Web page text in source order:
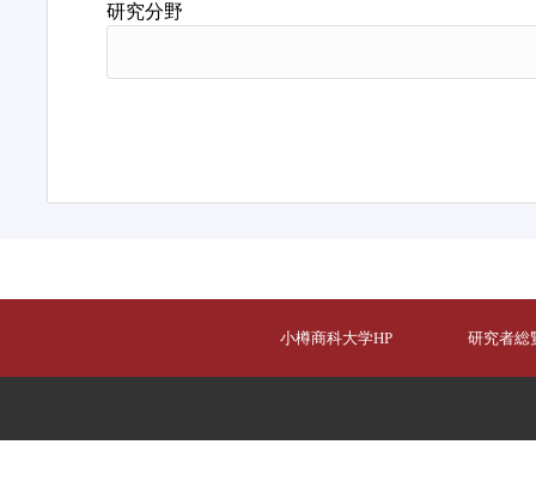
研究分野
小樽商科大学HP 研究者総